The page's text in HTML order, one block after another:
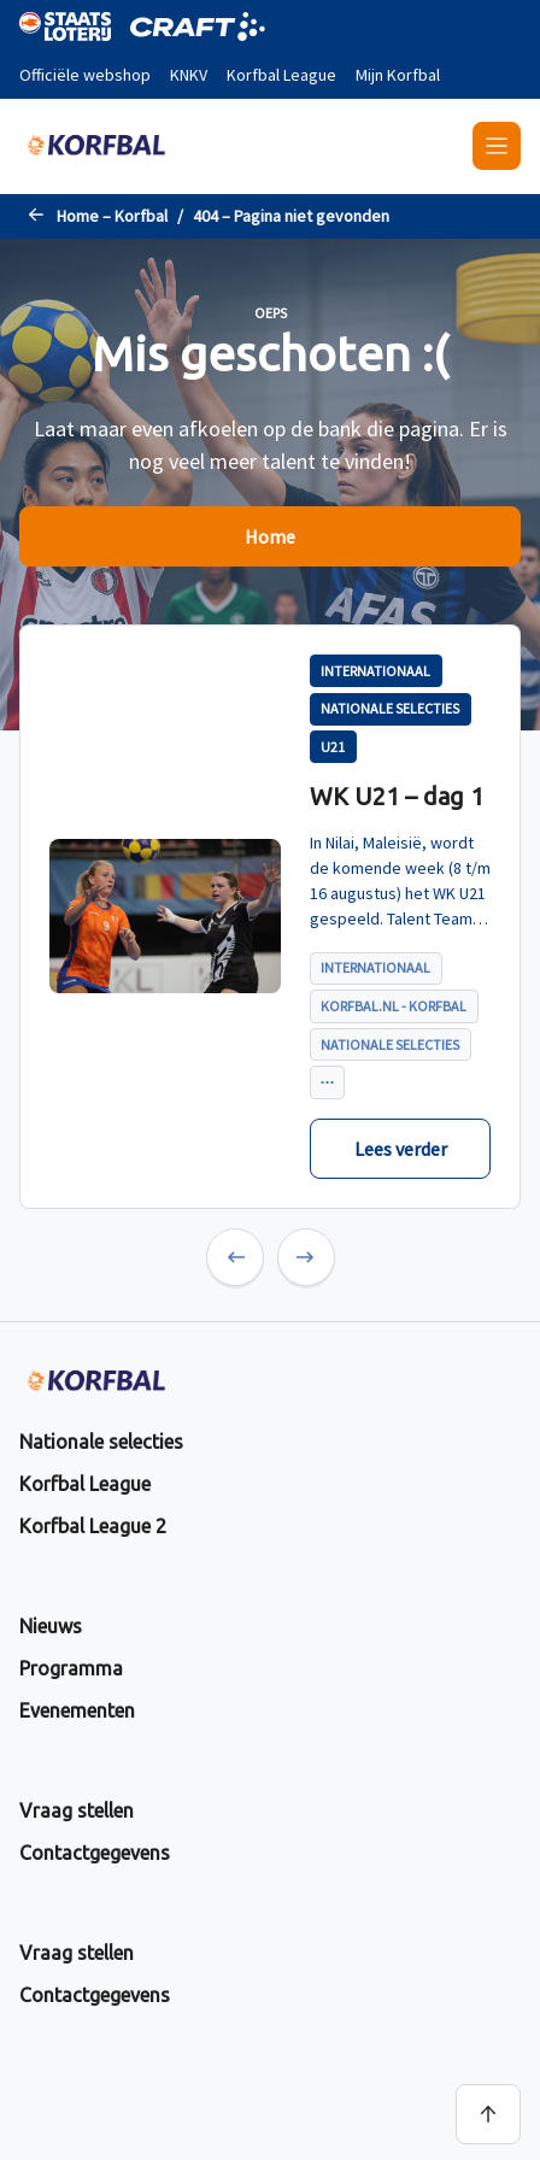
Naar de hoofdinhoud gaan
Officiële webshop KNKV Korfbal League Mijn Korfbal
Home – Korfbal 404 – Pagina niet gevonden
OEPS
Mis geschoten :(
Laat maar even afkoelen op de bank die pagina. Er is
nog veel meer talent te vinden!
Home
INTERNATIONAAL
NATIONALE SELECTIES
U21
WK U21 – dag 1
In Nilai, Maleisië, wordt
de komende week (8 t/m
16 augustus) het WK U21
gespeeld. Talent TeamNL
poule A, met Nieuw-
Zeeland, Hong Kong
China en India. De eerste
wedstrijd, tegen Nieuw-
Zeeland U21, werd zoals
verwacht met ruime
cijfers gewonnen.
INTERNATIONAAL
KORFBAL.NL - KORFBAL
NATIONALE SELECTIES
Lees verder
Nationale selecties
Korfbal League
Korfbal League 2
Nieuws
Programma
Evenementen
Vraag stellen
Contactgegevens
Vraag stellen
Contactgegevens